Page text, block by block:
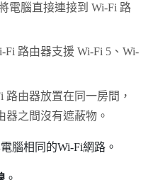
電腦直接連接到 Wi-Fi 路
路由器支援 Wi-Fi 5、Wi-
路由器放置在同一房間，
器之間沒有遮蔽物。
腦相同的Wi-Fi網路。